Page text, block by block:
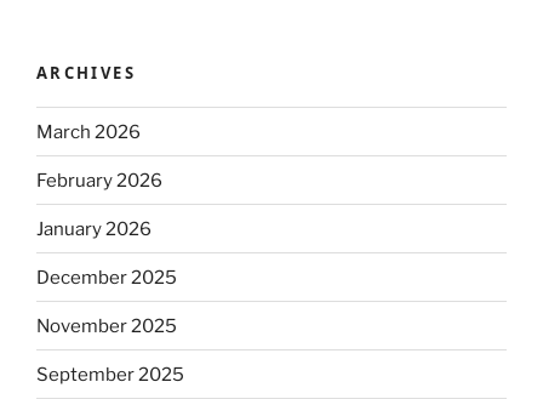
ARCHIVES
March 2026
February 2026
January 2026
December 2025
November 2025
September 2025